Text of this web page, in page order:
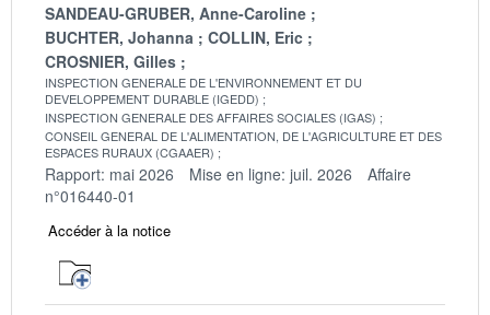
SANDEAU-GRUBER, Anne-Caroline
BUCHTER, Johanna
COLLIN, Eric
CROSNIER, Gilles
INSPECTION GENERALE DE L'ENVIRONNEMENT ET DU
DEVELOPPEMENT DURABLE (IGEDD)
INSPECTION GENERALE DES AFFAIRES SOCIALES (IGAS)
CONSEIL GENERAL DE L'ALIMENTATION, DE L'AGRICULTURE ET DES
ESPACES RURAUX (CGAAER)
Rapport: mai 2026 Mise en ligne: juil. 2026
Affaire
n°016440-01
Accéder à la notice